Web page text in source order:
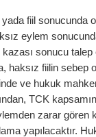
fiil sonucunda
eylem
sonucu
haksız fiilin sebep
ve hukuk
TCK
zarar gören
yapılacaktır.